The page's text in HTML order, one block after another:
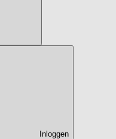
Inloggen